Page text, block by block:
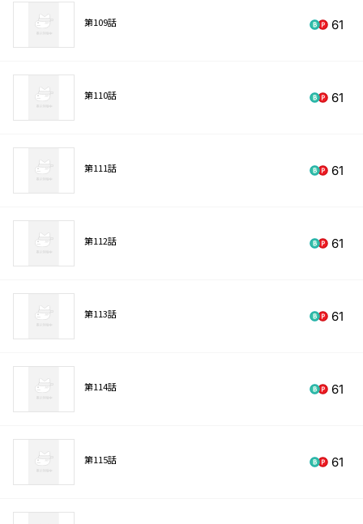
第109話 61
第110話 61
第111話 61
第112話 61
第113話 61
第114話 61
第115話 61